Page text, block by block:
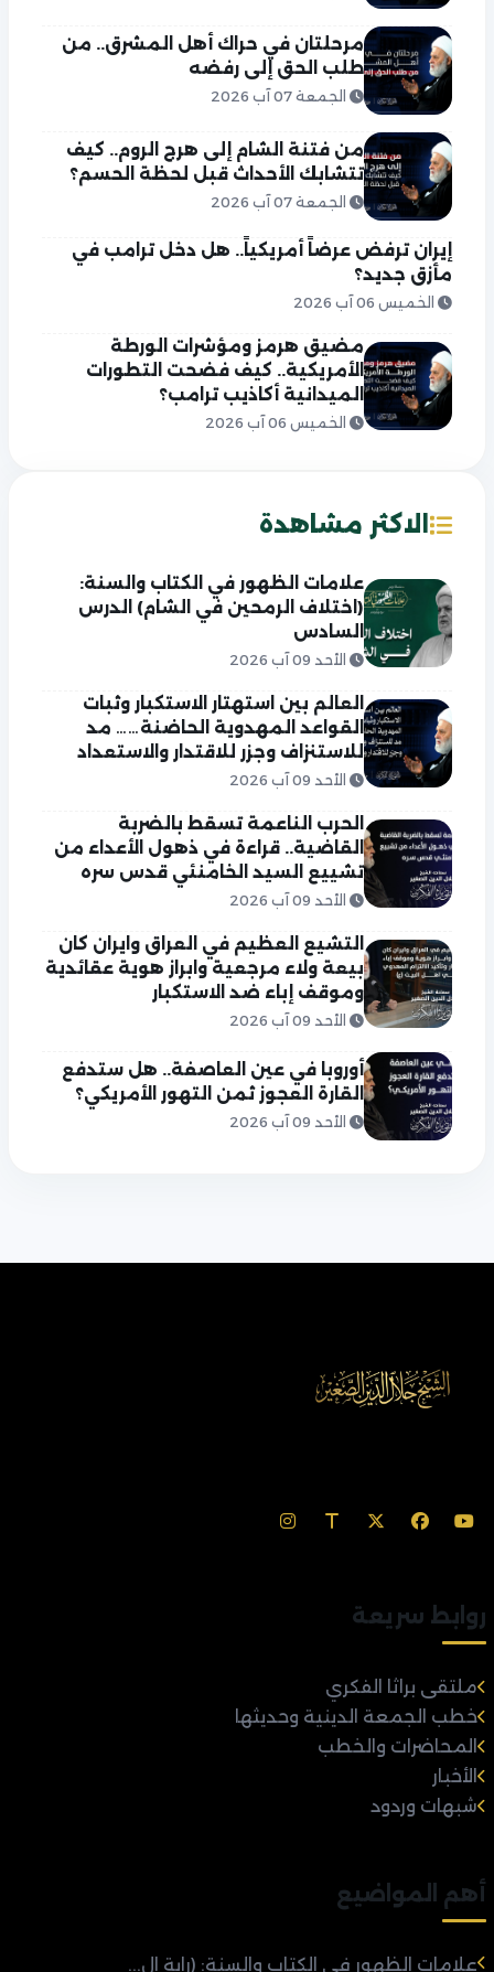
مرحلتان في حراك أهل المشرق.. من
طلب الحق إلى رفضه
الجمعة 07 آب 2026
من فتنة الشام إلى هرج الروم.. كيف
تتشابك الأحداث قبل لحظة الحسم؟
الجمعة 07 آب 2026
إيران ترفض عرضاً أمريكياً.. هل دخل ترامب في
مأزق جديد؟
الخميس 06 آب 2026
مضيق هرمز ومؤشرات الورطة
الأمريكية.. كيف فضحت التطورات
الميدانية أكاذيب ترامب؟
الخميس 06 آب 2026
الاكثر مشاهدة
علامات الظهور في الكتاب والسنة:
(اختلاف الرمحين في الشام) الدرس
السادس
الأحد 09 آب 2026
العالم بين استهتار الاستكبار وثبات
القواعد المهدوية الحاضنة…… مد
للاستنزاف وجزر للاقتدار والاستعداد
الأحد 09 آب 2026
الحرب الناعمة تسقط بالضربة
القاضية.. قراءة في ذهول الأعداء من
تشييع السيد الخامنئي قدس سره
الأحد 09 آب 2026
التشيع العظيم في العراق وايران كان
بيعة ولاء مرجعية وابراز هوية عقائدية
وموقف إباء ضد الاستكبار
الأحد 09 آب 2026
أوروبا في عين العاصفة.. هل ستدفع
القارة العجوز ثمن التهور الأمريكي؟
الأحد 09 آب 2026
روابط سريعة
ملتقى براثا الفكري
خطب الجمعة الدينية وحديثها
المحاضرات والخطب
الأخبار
شبهات وردود
أهم المواضيع
علامات الظهور في الكتاب والسنة: (راية ال...